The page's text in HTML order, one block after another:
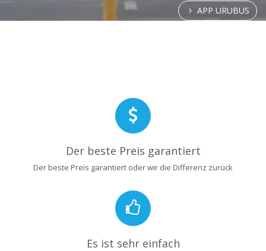
APP URUBUS
Der beste Preis garantiert
Der beste Preis garantiert oder wir die Differenz zurück
Es ist sehr einfach